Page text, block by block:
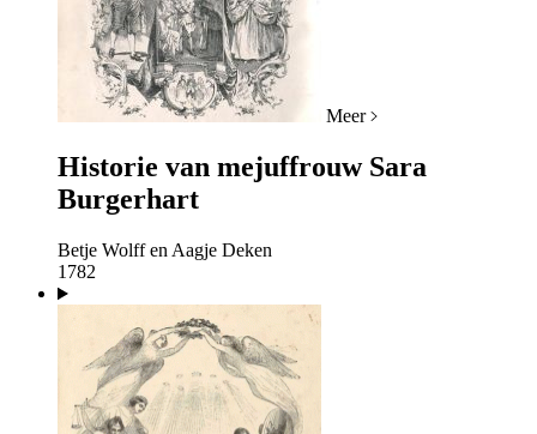
Meer
Historie van mejuffrouw Sara
Burgerhart
Betje Wolff en Aagje Deken
1782